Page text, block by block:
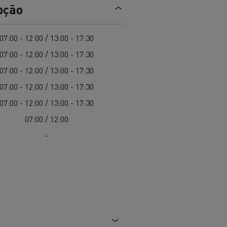
Configurador 3D
carregamento
07:00 - 12:00 / 13:00 - 17:30
07:00 - 12:00 / 13:00 - 17:30
07:00 - 12:00 / 13:00 - 17:30
07:00 - 12:00 / 13:00 - 17:30
07:00 - 12:00 / 13:00 - 17:30
07:00 / 12:00
-